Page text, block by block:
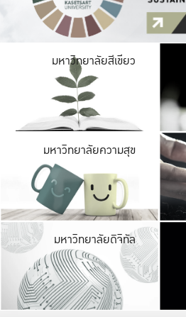
มหาวิทยาลัยสีเขียว
มหาวิทยาลัยความสุข
มหาวิทยาลัยดิจิทัล